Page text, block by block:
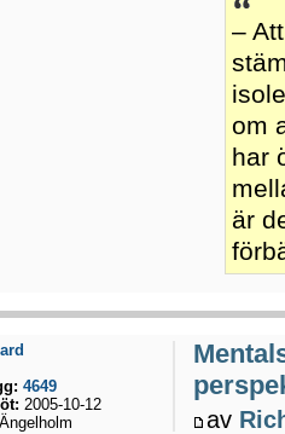
–
om
har
är
av
4649
2005-10-12
Ängelholm